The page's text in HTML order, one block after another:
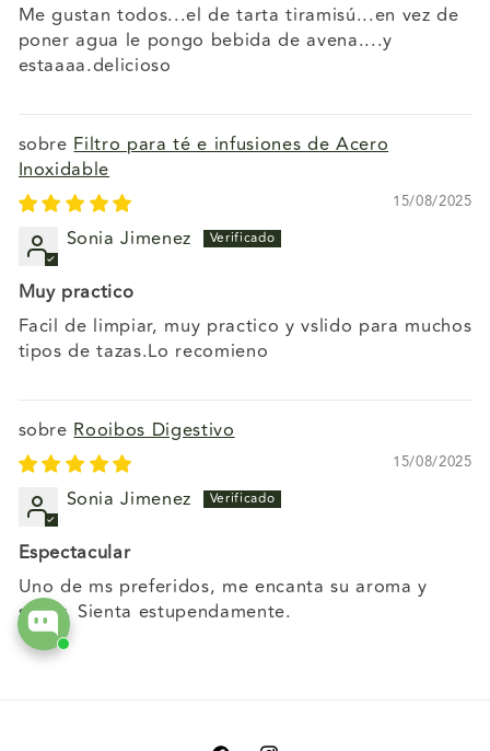
Me gustan todos...el de tarta tiramisú...en vez de
poner agua le pongo bebida de avena....y
estaaaa.delicioso
Filtro para té e infusiones de Acero
Inoxidable
15/08/2025
Sonia Jimenez
Muy practico
Facil de limpiar, muy practico y vslido para muchos
tipos de tazas.Lo recomieno
Rooibos Digestivo
15/08/2025
Sonia Jimenez
Espectacular
Uno de ms preferidos, me encanta su aroma y
sabor. Sienta estupendamente.